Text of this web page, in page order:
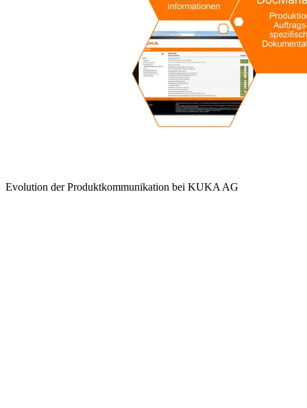
Evolution der Produktkommunikation bei KUKA AG